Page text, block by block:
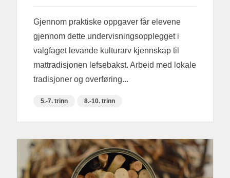
Gjennom praktiske oppgaver får elevene
gjennom dette undervisningsopplegget i
valgfaget levande kulturarv kjennskap til
mattradisjonen lefsebakst. Arbeid med lokale
tradisjoner og overføring...
5.-7. trinn 8.-10. trinn